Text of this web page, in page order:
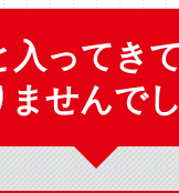
ってき
ませんで